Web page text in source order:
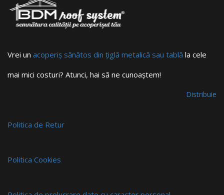
Vrei un acoperiș sănătos din țiglă metalică sau tablă la cele
mai mici costuri? Atunci, hai să ne cunoaștem!
Distribuie
Politica de Retur
Politica Cookies